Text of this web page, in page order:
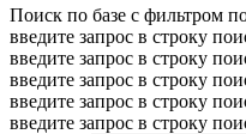
Поиск по базе с фильтром
введите запрос в строку
введите запрос в строку
введите запрос в строку
введите запрос в строку
введите запрос в строку